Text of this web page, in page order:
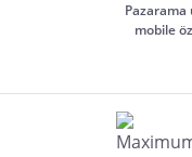
Pazarama
mobile